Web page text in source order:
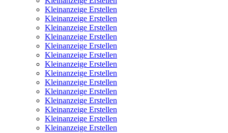
Kleinanzeige Erstellen
Kleinanzeige Erstellen
Kleinanzeige Erstellen
Kleinanzeige Erstellen
Kleinanzeige Erstellen
Kleinanzeige Erstellen
Kleinanzeige Erstellen
Kleinanzeige Erstellen
Kleinanzeige Erstellen
Kleinanzeige Erstellen
Kleinanzeige Erstellen
Kleinanzeige Erstellen
Kleinanzeige Erstellen
Kleinanzeige Erstellen